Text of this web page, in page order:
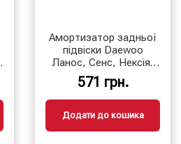
Амортизатор задньої
підвіски Daewoo
Ланос, Сенс, Нексія,
Opel Astra (F) 91′-98,
Kadett E (олійний)
571 грн.
Додати до кошика